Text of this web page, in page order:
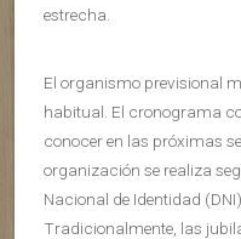
estrecha.
El organismo previsional
habitual. El cronograma
conocer en las próximas
organización se realiza
Nacional de Identidad
Tradicionalmente, las